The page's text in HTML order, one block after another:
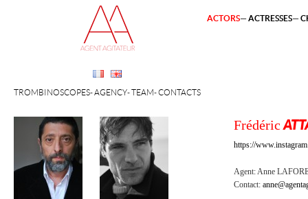
TROMBINOSCOPES AGENCY TEAM CONTACTS
ACTORS ACTRESSES
Frédéric
https://
Agent:Anne
Contact: